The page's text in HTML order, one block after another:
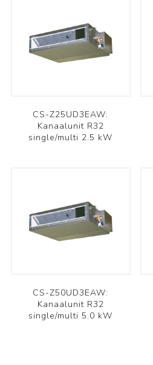
CS-Z25UD3EAW:
Kanaalunit R32
single/multi 2.5 kW
CS-Z50UD3EAW:
Kanaalunit R32
single/multi 5.0 kW